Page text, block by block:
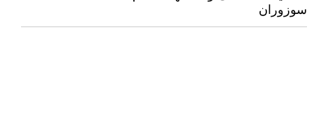
سوزوران